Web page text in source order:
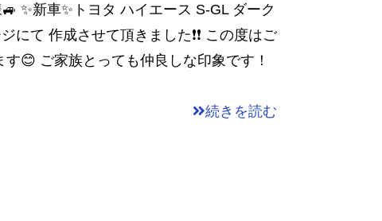
✨新車✨トヨタ ハイエース S-GL ダーク
にて 作成させて頂きました❗❗ この度はご
😊 ご家族とっても仲良しな印象です！
続きを読む